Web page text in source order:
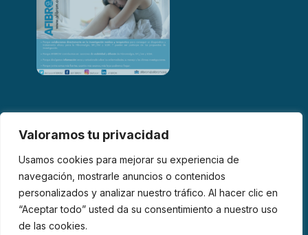
Valoramos tu privacidad
Usamos cookies para mejorar su experiencia de
navegación, mostrarle anuncios o contenidos
personalizados y analizar nuestro tráfico. Al hacer clic en
“Aceptar todo” usted da su consentimiento a nuestro uso
de las cookies.
© 2026 AFIBROM. Todos los derechos reservados.